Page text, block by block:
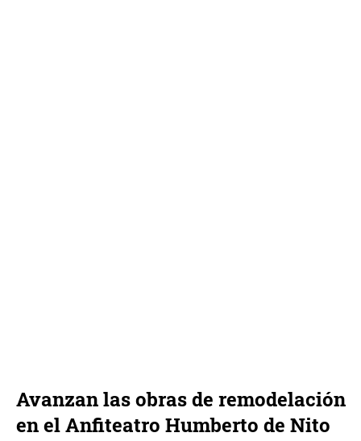
Avanzan las obras de remodelación
en el Anfiteatro Humberto de Nito